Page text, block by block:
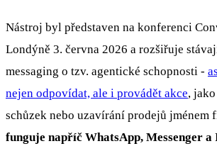
Nástroj byl představen na konferenci
Londýně 3. června 2026 a rozšiřuje
messaging o tzv. agentické schopnosti -
nejen odpovídat, ale i provádět akce,
schůzek nebo uzavírání prodejů jménem
funguje napříč WhatsApp, Messenger